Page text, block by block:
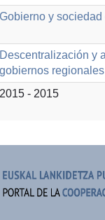
Gobierno y sociedad
Descentralización y
gobiernos
2015 - 2015